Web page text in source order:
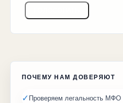
ПОЧЕМУ НАМ ДОВЕРЯЮТ
✓ Проверяем легальность МФО